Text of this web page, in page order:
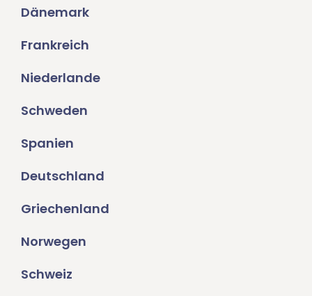
Dänemark
Frankreich
Niederlande
Schweden
Spanien
Deutschland
Griechenland
Norwegen
Schweiz